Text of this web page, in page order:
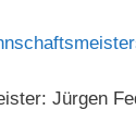
Jürgen